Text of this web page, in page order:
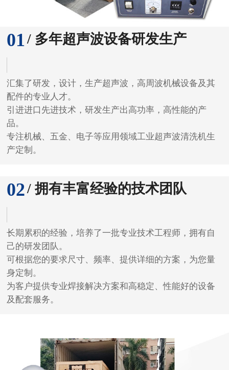
01 / 多年超声波设备研发生产
汇集了研发，设计，生产超声波，高周波机械设备及其
配件的专业人才。
引进进口先进技术，研发生产出高功率，高性能的产
品。
专注机械、五金、电子等应用领域工业超声波清洗机生
产定制。
02/ 拥有丰富经验的技术团队
长期累积的经验，培养了一批专业技术工程师，拥有自
己的研发团队。
可根据您的要求尺寸、频率、提供详细的方案，为您量
身定制。
为客户提供专业焊接解决方案和高稳定、性能好的设备
及配套服务。